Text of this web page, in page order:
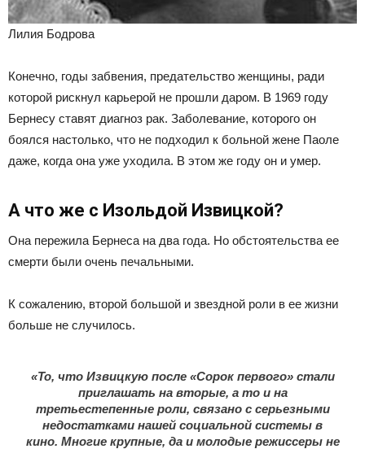
Лилия Бодрова
Конечно, годы забвения, предательство женщины, ради
которой рискнул карьерой не прошли даром. В 1969 году
Бернесу ставят диагноз рак. Заболевание, которого он
боялся настолько, что не подходил к больной жене Паоле
даже, когда она уже уходила. В этом же году он и умер.
А что же с Изольдой Извицкой?
Она пережила Бернеса на два года. Но обстоятельства ее
смерти были очень печальными.
К сожалению, второй большой и звездной роли в ее жизни
больше не случилось.
«То, что Извицкую после «Сорок первого» стали
приглашать на вторые, а то и на
третьестепенные роли, связано с серьезными
недостатками нашей социальной системы в
кино. Многие крупные, да и молодые режиссеры не